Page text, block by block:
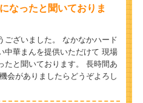
なったと聞いておりま
ございました。 なかなかハード
中華まんを提供いただけて 現場
たと聞いております。 長時間あ
会がありましたらどうぞよろし